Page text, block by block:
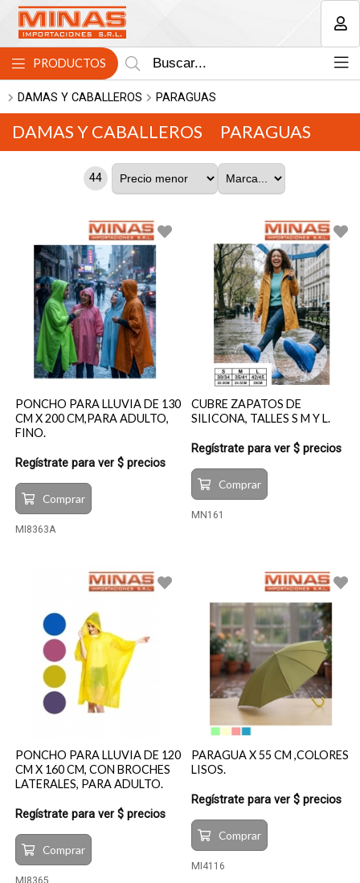
PRODUCTOS
DAMAS Y CABALLEROS PARAGUAS
DAMAS Y CABALLEROS PARAGUAS
44
PONCHO PARA LLUVIA DE 130
CM X 200 CM,PARA ADULTO,
FINO.
Regístrate para ver $ precios
Comprar
MI8363A
CUBRE ZAPATOS DE
SILICONA, TALLES S M Y L.
Regístrate para ver $ precios
Comprar
MN161
PONCHO PARA LLUVIA DE 120
CM X 160 CM, CON BROCHES
LATERALES, PARA ADULTO.
Regístrate para ver $ precios
Comprar
MI8365
PARAGUA X 55 CM ,COLORES
LISOS.
Regístrate para ver $ precios
Comprar
MI4116